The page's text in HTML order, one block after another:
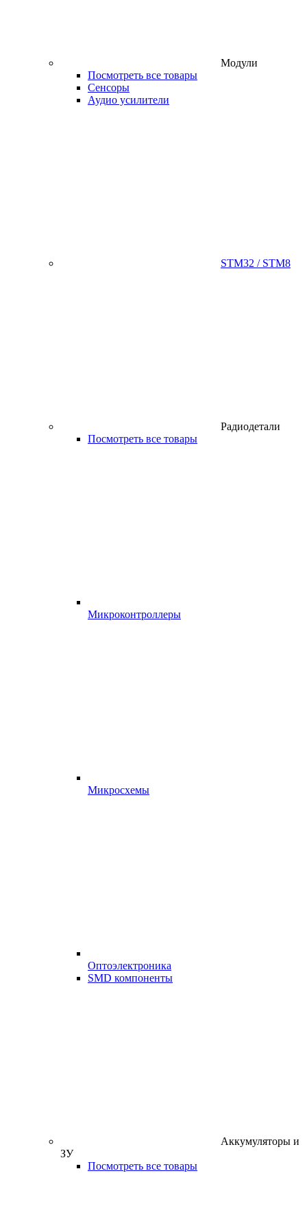
Модули
Посмотреть все товары
Сенсоры
Аудио усилители
STM32 / STM8
Радиодетали
Посмотреть все товары
Микроконтроллеры
Микросхемы
Оптоэлектроника
SMD компоненты
Аккумуляторы и
ЗУ
Посмотреть все товары